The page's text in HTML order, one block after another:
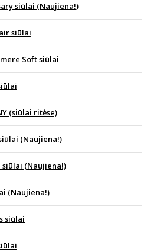
siūlai (Naujiena!)
siūlai
Soft siūlai
(siūlai ritėse)
(Naujiena!)
siūlai (Naujiena!)
(Naujiena!)
siūlai